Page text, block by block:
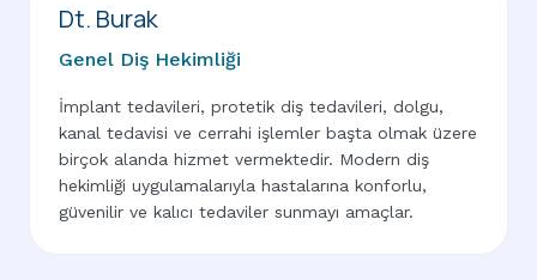
Dt. Burak
Genel Diş Hekimliği
İmplant tedavileri, protetik diş tedavileri, dolgu,
kanal tedavisi ve cerrahi işlemler başta olmak üzere
birçok alanda hizmet vermektedir. Modern diş
hekimliği uygulamalarıyla hastalarına konforlu,
güvenilir ve kalıcı tedaviler sunmayı amaçlar.